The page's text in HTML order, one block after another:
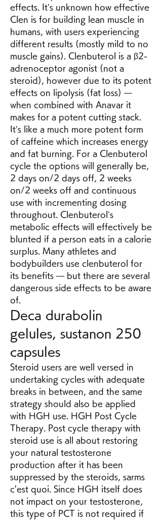
effects. It’s unknown how effective
Clen is for building lean muscle in
humans, with users experiencing
different results (mostly mild to no
muscle gains). Clenbuterol is a β2-
adrenoceptor agonist (not a
steroid), however due to its potent
effects on lipolysis (fat loss) —
when combined with Anavar it
makes for a potent cutting stack.
It’s like a much more potent form
of caffeine which increases energy
and fat burning. For a Clenbuterol
cycle the options will generally be,
2 days on/2 days off, 2 weeks
on/2 weeks off and continuous
use with incrementing dosing
throughout. Clenbuterol’s
metabolic effects will effectively be
blunted if a person eats in a calorie
surplus. Many athletes and
bodybuilders use clenbuterol for
its benefits — but there are several
dangerous side effects to be aware
of.
Deca durabolin
gelules, sustanon 250
capsules
Steroid users are well versed in
undertaking cycles with adequate
breaks in between, and the same
strategy should also be applied
with HGH use. HGH Post Cycle
Therapy. Post cycle therapy with
steroid use is all about restoring
your natural testosterone
production after it has been
suppressed by the steroids, sarms
c'est quoi. Since HGH itself does
not impact on your testosterone,
this type of PCT is not required if